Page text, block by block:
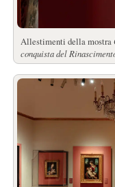
Allestimenti della mostra
conquista del